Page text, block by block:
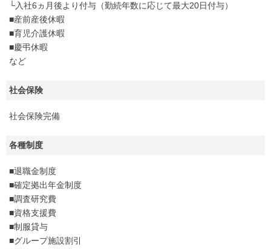
└入社6ヵ月後より付与（勤続年数に応じて最大20日付与）
■産前産後休暇
■育児介護休暇
■慶弔休暇
など
社会保険
社会保険完備
各種制度
■退職金制度
■確定拠出年金制度
■調査研究費
■資格支援費
■制服貸与
■グループ施設割引